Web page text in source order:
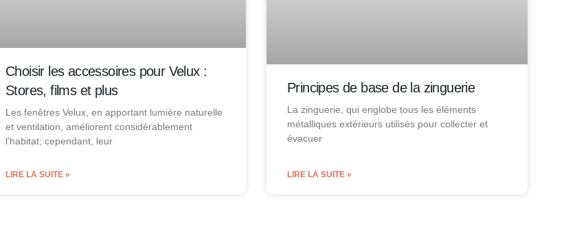
Choisir les accessoires pour Velux :
Stores, films et plus
Les fenêtres Velux, en apportant lumière naturelle
et ventilation, améliorent considérablement
l’habitat; cependant, leur
LIRE LA SUITE »
Principes de base de la zinguerie
La zinguerie, qui englobe tous les éléments
métalliques extérieurs utilisés pour collecter et
évacuer
LIRE LA SUITE »